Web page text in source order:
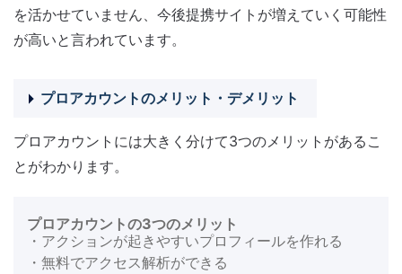
を活かせていません、今後提携サイトが増えていく可能性
が高いと言われています。
プロアカウントのメリット・デメリット
プロアカウントには大きく分けて3つのメリットがあるこ
とがわかります。
プロアカウントの3つのメリット
・アクションが起きやすいプロフィールを作れる
・無料でアクセス解析ができる